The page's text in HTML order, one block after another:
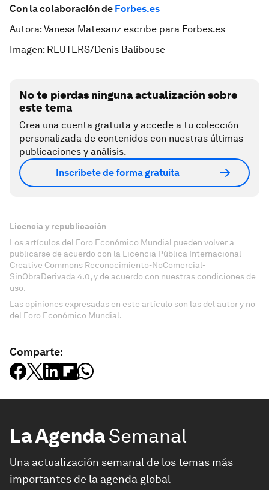
Con la colaboración de Forbes.es
Autora: Vanesa Matesanz escribe para Forbes.es
Imagen: REUTERS/Denis Balibouse
No te pierdas ninguna actualización sobre
este tema
Crea una cuenta gratuita y accede a tu colección
personalizada de contenidos con nuestras últimas
publicaciones y análisis.
Inscríbete de forma gratuita
Licencia y republicación
Los artículos del Foro Económico Mundial pueden volver a
publicarse de acuerdo con la Licencia Pública Internacional
Creative Commons Reconocimiento-NoComercial-
SinObraDerivada 4.0, y de acuerdo con nuestras condiciones de
uso.
Las opiniones expresadas en este artículo son las del autor y no
del Foro Económico Mundial.
Comparte:
La AgendaSemanal
Una actualización semanal de los temas más
importantes de la agenda global